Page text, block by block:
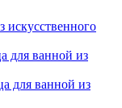
для ванной из
для ванной из